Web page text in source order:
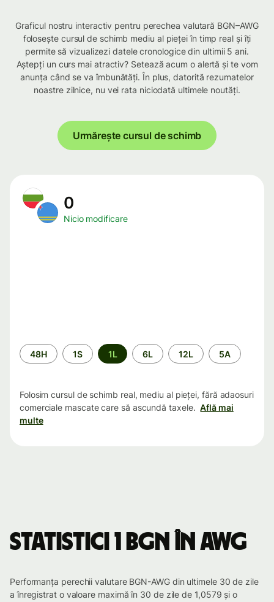
Graficul nostru interactiv pentru perechea valutară BGN–AWG
folosește cursul de schimb mediu al pieței în timp real și îți
permite să vizualizezi datele cronologice din ultimii 5 ani.
Aștepți un curs mai atractiv? Setează acum o alertă și te vom
anunța când se va îmbunătăți. În plus, datorită rezumatelor
noastre zilnice, nu vei rata niciodată ultimele noutăți.
Urmărește cursul de schimb
0
Nicio modificare
Perioada
48H 1S 1L 6L 12L 5A
Folosim cursul de schimb real, mediu al pieței, fără adaosuri
comerciale mascate care să ascundă taxele. Află mai
multe
Statistici 1 BGN în AWG
Performanța perechii valutare BGN-AWG din ultimele 30 de zile
a înregistrat o valoare maximă în 30 de zile de 1,0579 și o